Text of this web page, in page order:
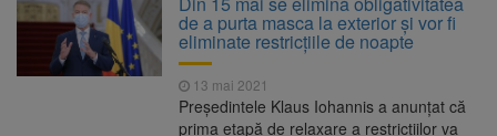
Ormeniș
6 august 2026
AUR a lansat platforma
suspeND.ro pentru urmărirea inițiativei de
suspendare a președintelui Nicușor Dan
Înalta Curte analizează
dosarul lui Călin Georgescu și Horațiu Potra.
de a purta masca la exterior și vor fi
eliminate restricțiile de noapte
13 mai 2021
Președintele Klaus Iohannis a anunțat că
prima etapă de relaxare a restricțiilor va